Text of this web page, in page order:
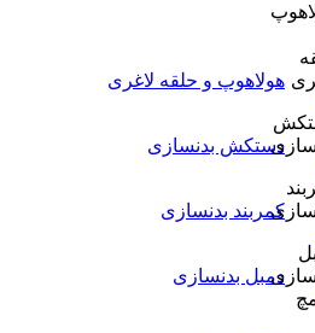
هولاهوپ و حلقه لاغری
دستکش بدنسازی
کمربند بدنسازی
دمبل بدنسازی